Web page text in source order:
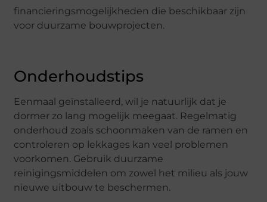
financieringsmogelijkheden die beschikbaar zijn
voor duurzame bouwprojecten.
Onderhoudstips
Eenmaal geïnstalleerd, wil je natuurlijk dat je
dormer zo lang mogelijk meegaat. Regelmatig
onderhoud zoals schoonmaken van de ramen en
controleren op lekkages kan veel problemen
voorkomen. Gebruik duurzame
reinigingsmiddelen om zowel het milieu als jouw
nieuwe uitbouw te beschermen.